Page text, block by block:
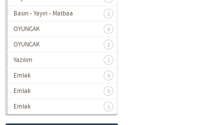
Basın - Yayın - Matbaa 1
OYUNCAK 0
OYUNCAK 1
Yazılım 1
Emlak 0
Emlak 0
Emlak 1